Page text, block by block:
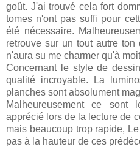
goût. J'ai trouvé cela fort
tomes n'ont pas suffi pour
été nécessaire.
retrouve sur un tout autre
n'aura su me charmer qu'à
Concernant le style de
qualité incroyable. La
planches sont absolument
Malheureusement ce
apprécié lors de la lecture de
mais beaucoup trop rapide,
pas à la hauteur de ces